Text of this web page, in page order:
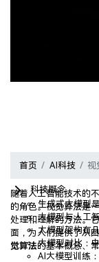
Menu
科技概念
生成式大模型
大模型与人工
大模型架构有
大模型对比：
AI大模型训练
首页 AI科技 视
随着人工智能技术的
的角色。视觉算法是
处理和理解的方法。
面，为人们提供了从
觉算法的基本概念、